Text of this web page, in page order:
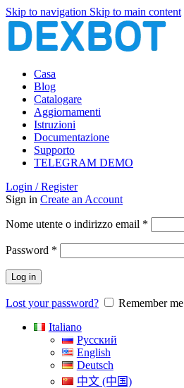
Skip to navigation Skip to main content
Casa
Blog
Catalogare
Aggiornamenti
Istruzioni
Documentazione
Supporto
TELEGRAM DEMO
Login / Register
Sign in Create an Account
Nome utente o indirizzo email *
Password *
Log in
Lost your password?
Remember me
Italiano
Русский
English
Deutsch
中文 (中国)